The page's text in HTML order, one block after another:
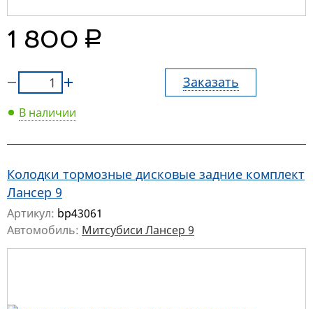
1 800 руб.
Заказать
В наличии
Колодки тормозные дисковые задние комплект
Лансер 9
Артикул: bp43061
Автомобиль: Митсубиси Лансер 9